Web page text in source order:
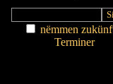
nëmmen
Terminer